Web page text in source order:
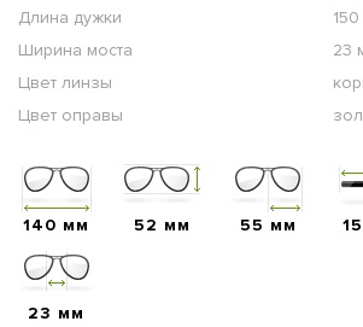
Длина дужки
Ширина моста
23
Цвет линзы
Цвет оправы
140 мм 52 мм 55 мм
23 мм